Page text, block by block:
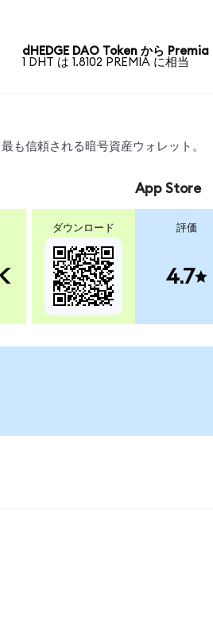
dHEDGE DAO Token から Premia
1 DHT は 1.8102 PREMIA に相当
も信頼される暗号資産ウォレット。
ダウンロード
App Store
評価
4.7